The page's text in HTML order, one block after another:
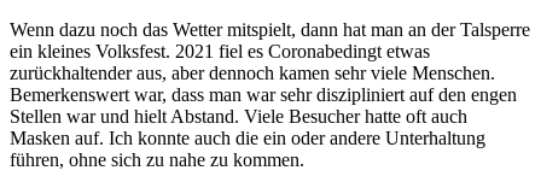
Wenn dazu noch das Wetter mitspielt, dann hat man an der Talsperre
ein kleines Volksfest. 2021 fiel es Coronabedingt etwas
zurückhaltender aus, aber dennoch kamen sehr viele Menschen.
Bemerkenswert war, dass man war sehr diszipliniert auf den engen
Stellen war und hielt Abstand. Viele Besucher hatte oft auch
Masken auf. Ich konnte auch die ein oder andere Unterhaltung
führen, ohne sich zu nahe zu kommen.